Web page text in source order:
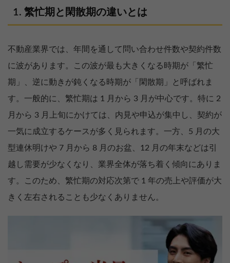
繁忙期と閑散期の違いとは
不動産業界では、年間を通して問い合わせ件数や契約件数
に波があります。この波が最も大きくなる時期が「繁忙
期」、逆に動きが鈍くなる時期が「閑散期」と呼ばれま
す。一般的に、繁忙期は 1 月から 3 月が中心です。特に 2
月から 3 月上旬にかけては、内見や申込が集中し、契約が
一気に成立するケースが多く見られます。一方、5 月の大
型連休明けや 7 月から 8 月のお盆、12 月の年末などは引
越し需要が少なくなり、業界全体が落ち着く傾向にありま
す。このため、繁忙期の対応次第で 1 年の売上や評価が大
きく左右されることも少なくありません。